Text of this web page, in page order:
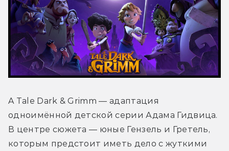
A Tale Dark & Grimm — адаптация
одноимённой детской серии Адама Гидвица.
В центре сюжета — юные Гензель и Гретель,
которым предстоит иметь дело с жуткими